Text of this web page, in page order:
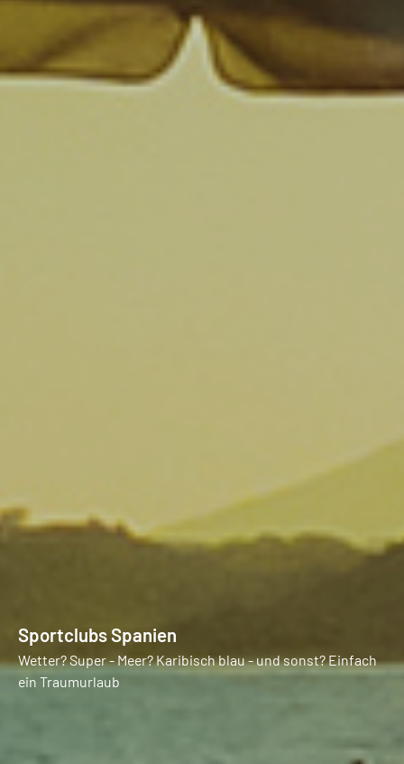
Sportclubs Spanien
Wetter? Super - Meer? Karibisch blau - und sonst? Einfach
ein Traumurlaub